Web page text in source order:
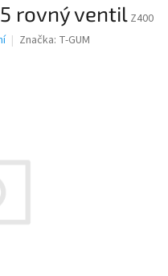
rovný ventil Z400
Značka: T-GUM